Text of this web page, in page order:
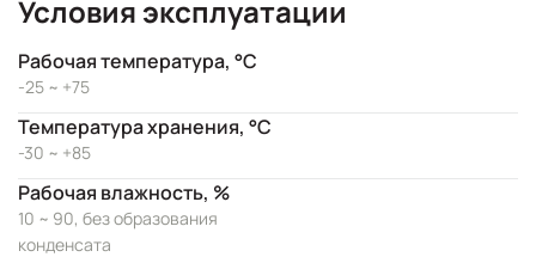
Условия эксплуатации
Рабочая температура, °C
-25 ~ +75
Температура хранения, °C
-30 ~ +85
Рабочая влажность, %
10 ~ 90, без образования
конденсата